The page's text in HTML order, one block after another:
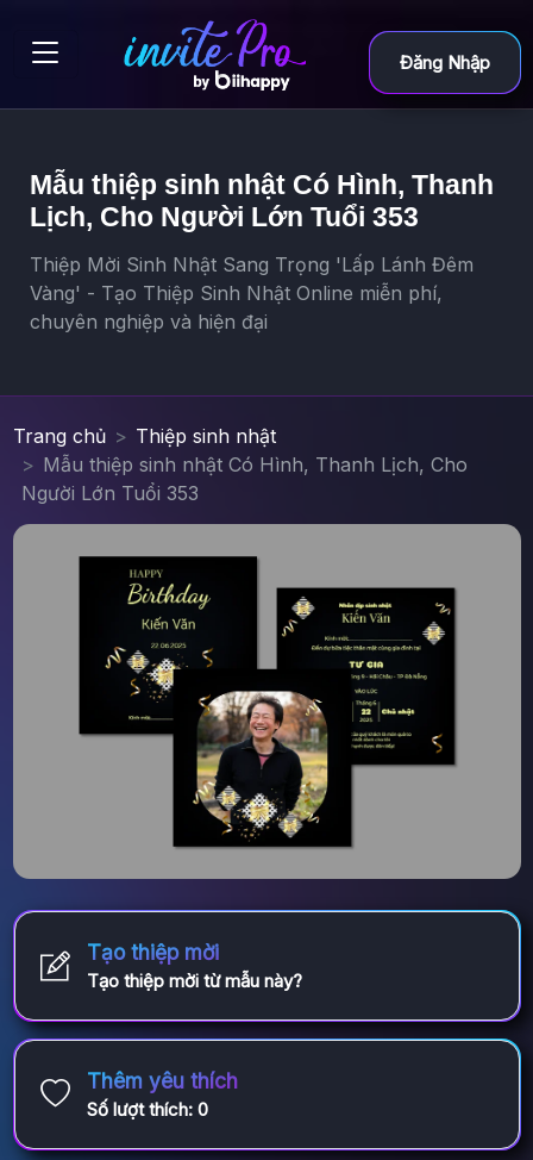
Đăng Nhập
Mẫu thiệp sinh nhật Có Hình, Thanh
Lịch, Cho Người Lớn Tuổi 353
Thiệp Mời Sinh Nhật Sang Trọng 'Lấp Lánh Đêm
Vàng' - Tạo Thiệp Sinh Nhật Online miễn phí,
chuyên nghiệp và hiện đại
Trang chủ
Thiệp sinh nhật
Mẫu thiệp sinh nhật Có Hình, Thanh Lịch, Cho
Người Lớn Tuổi 353
Tạo thiệp mời
Tạo thiệp mời từ mẫu này?
Thêm yêu thích
Số lượt thích: 0